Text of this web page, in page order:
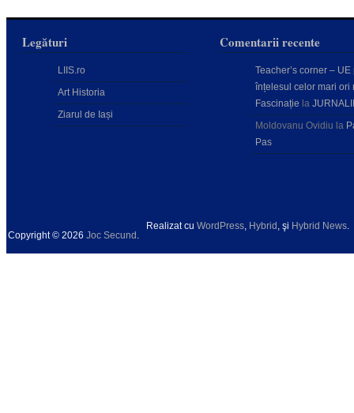
Legături
LIIS.ro
Art Historia
Ziarul de Iași
Comentarii recente
Teacher’s corner – UE
înțelesul celor mari ori
Fascinație la
Moldovanu Ovidiu la
Pas
Copyright © 2026 Joc Secund .
Realizat cu WordPress, Hybrid , şi Hybrid News.